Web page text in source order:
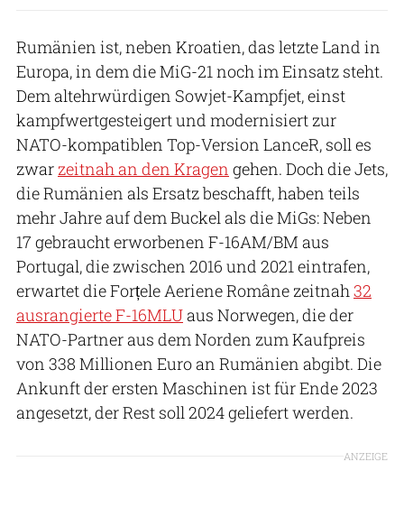
Rumänien ist, neben Kroatien, das letzte Land in
Europa, in dem die MiG-21 noch im Einsatz steht.
Dem altehrwürdigen Sowjet-Kampfjet, einst
kampfwertgesteigert und modernisiert zur
NATO-kompatiblen Top-Version LanceR, soll es
zwar zeitnah an den Kragen gehen. Doch die Jets,
die Rumänien als Ersatz beschafft, haben teils
mehr Jahre auf dem Buckel als die MiGs: Neben
17 gebraucht erworbenen F-16AM/BM aus
Portugal, die zwischen 2016 und 2021 eintrafen,
erwartet die Forțele Aeriene Române zeitnah 32
ausrangierte F-16MLUaus Norwegen, die der
NATO-Partner aus dem Norden zum Kaufpreis
von 338 Millionen Euro an Rumänien abgibt. Die
Ankunft der ersten Maschinen ist für Ende 2023
angesetzt, der Rest soll 2024 geliefert werden.
ANZEIGE